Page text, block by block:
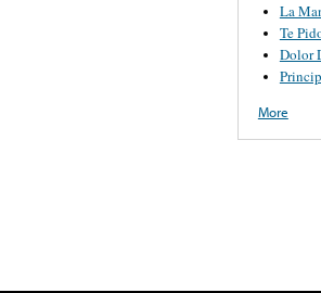
La
Te
Dolor
More